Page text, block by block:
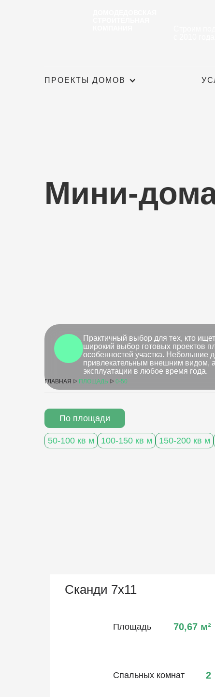
ПРОЕКТЫ ДОМОВ
Мини-
Практичный выбор для тех, кто
широкий выбор готовых проектов
особенностей участка. Небольшие
привлекательным внешним видом,
эксплуатации в любое время года.
ГЛАВНАЯ ᐅ ПЛОЩАДЬ ᐅ 0-50
По площади
50-100 кв м 100-150 кв м 150-200 кв м
Сканди 7х11
Площадь 70,67 м²
Спальных комнат 2